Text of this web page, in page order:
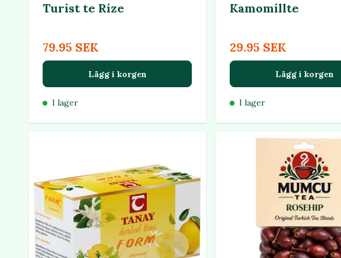
Turist te Rize
79.95 SEK
Lägg i korgen
I lager
Kamomillte
29.95 SEK
Lägg i korgen
I lager